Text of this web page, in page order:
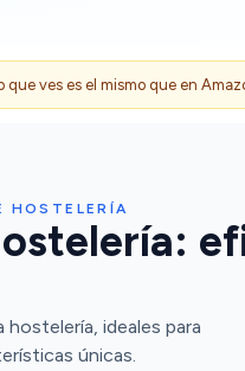
ves es el mismo que en
HOSTELERÍA
ideales para
únicas.